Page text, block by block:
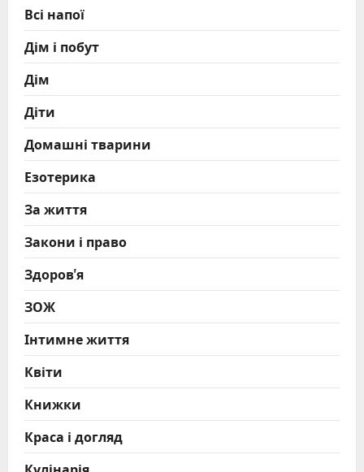
Всі напої
Дім і побут
Дім
Діти
Домашні тварини
Езотерика
За життя
Закони і право
Здоров'я
ЗОЖ
Інтимне життя
Квіти
Книжки
Краса і догляд